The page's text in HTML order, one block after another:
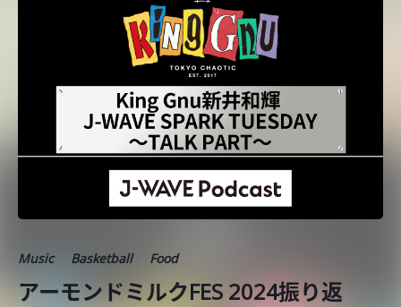
Music Basketball Food
アーモンドミルクFES 2024振り返